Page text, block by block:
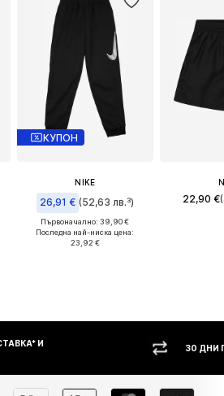
КУПОН
NIKE
26,91 € (52,63 лв.³)
Първоначално: 39,90 €
Последна най-ниска цена:
23,92 €
22,90 €
30 ДНИ ПРАВО НА ВРЪЩАНЕ